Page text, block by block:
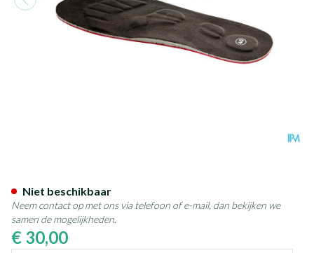
€ 30,00
Niet beschikbaar
Neem contact op met ons via telefoon of e-mail, dan bekijken we
samen de mogelijkheden.